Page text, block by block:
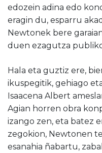
edozein adina edo
eragin du, esparru
Newtonek bere
duen ezagutza
Hala eta guztiz ere,
ikuspegitik, gehiago
Isaacena Albert
Agian horren obra
izango zen, eta batez
zegokion, Newtonen
esanahia ñabartu,